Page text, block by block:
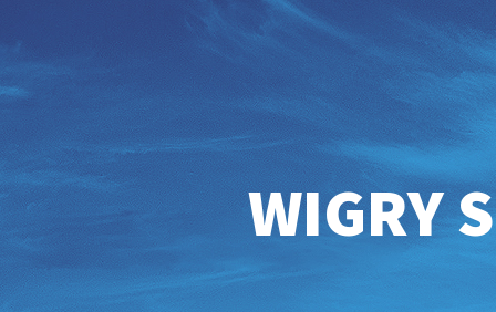
WIGRY